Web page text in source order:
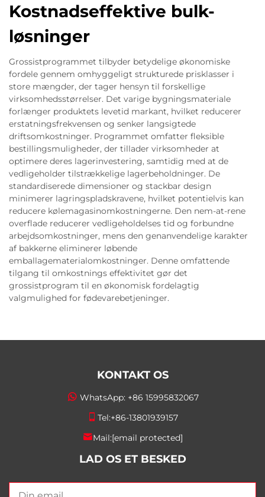
Kostnadseffektive bulk-
løsninger
Grossistprogrammet tilbyder betydelige økonomiske
fordele gennem omhyggeligt strukturede prisklasser i
store mængder, der tager hensyn til forskellige
virksomhedsstørrelser. Det varige bygningsmateriale
forlænger produktets levetid markant, hvilket reducerer
erstatningsfrekvensen og senker langsigtede
driftsomkostninger. Programmet omfatter fleksible
bestillingsmuligheder, der tillader virksomheder at
optimere deres lagerinvestering, samtidig med at de
vedligeholder tilstrækkelige lagerbeholdninger. De
standardiserede dimensioner og stackbar design
minimerer lagringspladskravene, hvilket potentielvis kan
reducere kølemagasinomkostningerne. Den nem-at-rene
overflade reducerer vedligeholdelses tid og forbundne
arbejdsomkostninger, mens den genanvendelige karakter
af bakkerne eliminerer løbende
emballagematerialomkostninger. Denne omfattende
tilgang til omkostnings effektivitet gør det
grossistprogram til en økonomisk fordelagtig
valgmulighed for fødevarebetjeninger.
KONTAKT OS
WhatsApp: +86 15995832067
Tel:+86-13801939157
Mail:[email protected]
LAD OS ET BESKED